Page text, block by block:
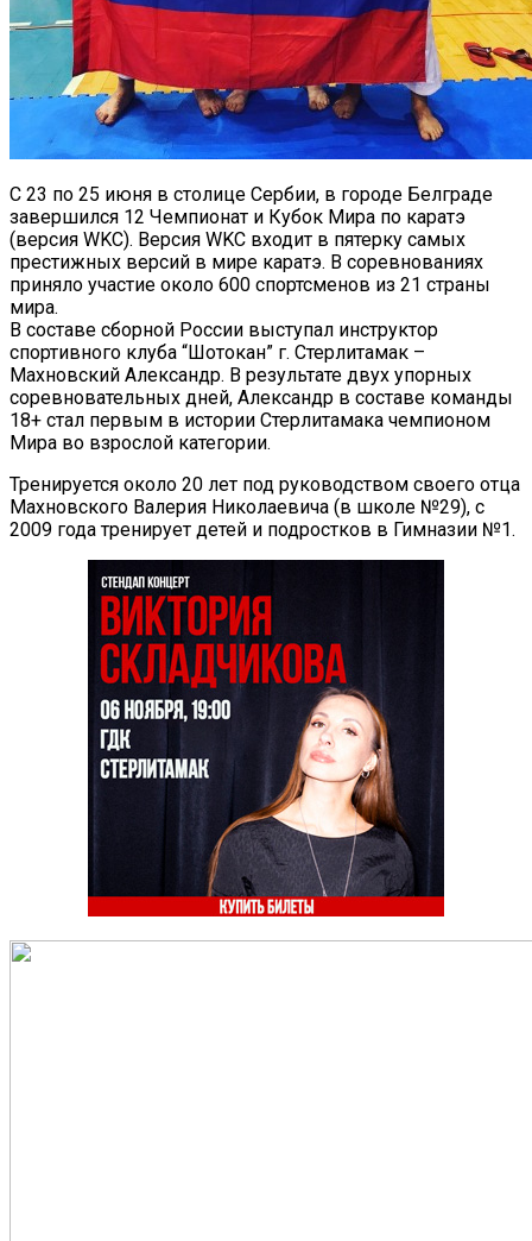
С 23 по 25 июня в столице Сербии, в городе Белграде
завершился 12 Чемпионат и Кубок Мира по каратэ
(версия WKC). Версия WKC входит в пятерку самых
престижных версий в мире каратэ. В соревнованиях
приняло участие около 600 спортсменов из 21 страны
мира.
В составе сборной России выступал инструктор
спортивного клуба “Шотокан” г. Стерлитамак –
Махновский Александр. В результате двух упорных
соревновательных дней, Александр в составе команды
18+ стал первым в истории Стерлитамака чемпионом
Мира во взрослой категории.
Тренируется около 20 лет под руководством своего отца
Махновского Валерия Николаевича (в школе №29), с
2009 года тренирует детей и подростков в Гимназии №1.